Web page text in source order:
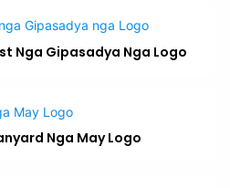
Nga Gipasadya Nga Logo
Nga May Logo